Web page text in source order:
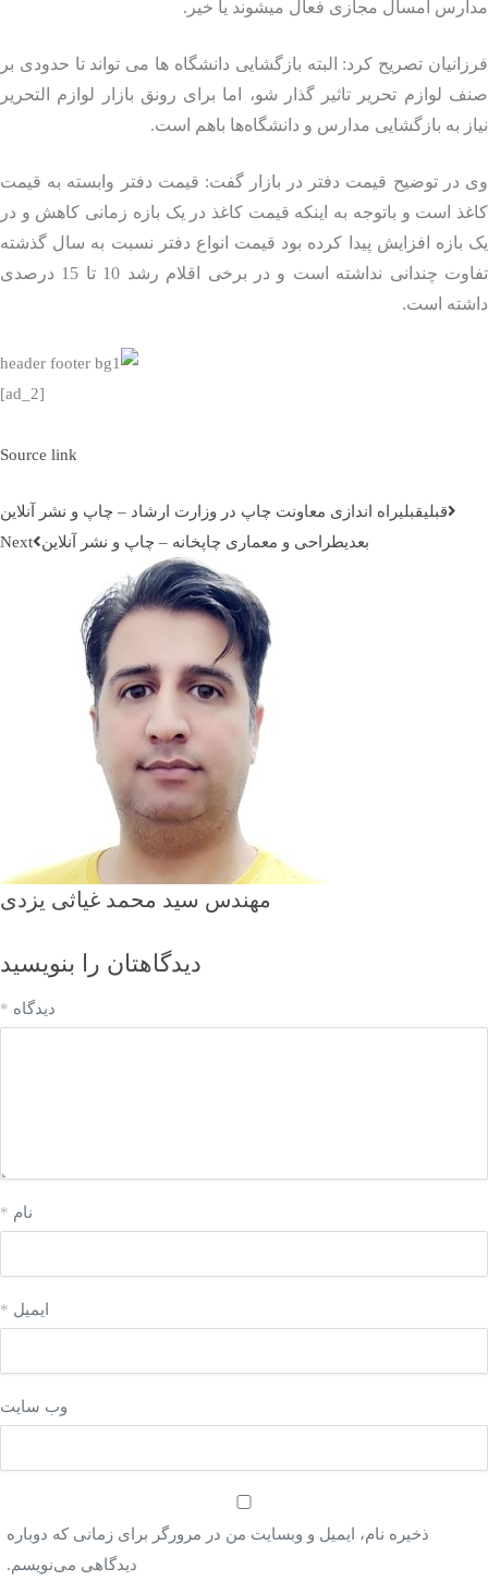
امسال مجازی فعال میشوند یا خیر.
تصریح کرد: البته بازگشایی دانشگاه‌ ها می تواند تا حدودی بر
لوازم تحریر تاثیر گذار شو، اما برای رونق بازار لوازم التحریر
به بازگشایی مدارس و دانشگاه‌ها باهم است.
در توضیح قیمت دفتر در بازار گفت: قیمت دفتر وابسته به قیمت
است و باتوجه به اینکه قیمت کاغذ در یک بازه زمانی کاهش و در
بازه افزایش پیدا کرده بود قیمت انواع دفتر نسبت به سال گذشته
تفاوت چندانی نداشته است و در برخی اقلام رشد 10 تا 15 درصدی
است.
Source link
قبليقبلیراه‌ اندازی معاونت چاپ در وزارت ارشاد – چاپ و نشر آنلاین
بعدیطراحی و معماری چاپخانه – چاپ و نشر آنلاین
مهندس سید محمد غیاثی یزدی
دیدگاهتان را بنویسید
دیدگاه*
نام*
ایمیل*
وب‌ سایت
ذخیره نام، ایمیل و وبسایت من در مرورگر برای زمانی که دوباره
دیدگاهی می‌نویسم.